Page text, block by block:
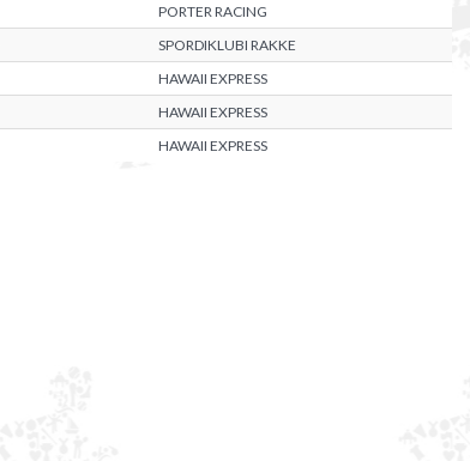
PORTER RACING
SPORDIKLUBI RAKKE
HAWAII EXPRESS
HAWAII EXPRESS
HAWAII EXPRESS